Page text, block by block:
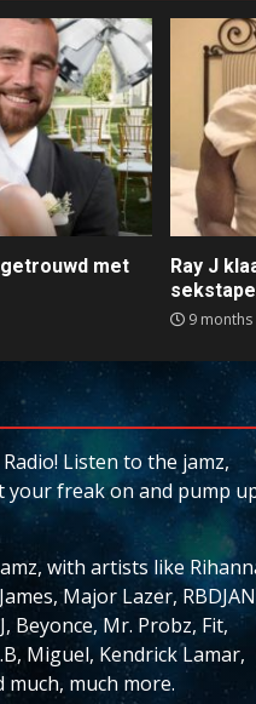
met
Ray J
sekstape
9 months
Listen to the jamz,
your freak on and pump
with artists like
Major Lazer,
Beyonce, Mr. Probz, Fit,
Miguel, Kendrick Lamar,
much, much more.